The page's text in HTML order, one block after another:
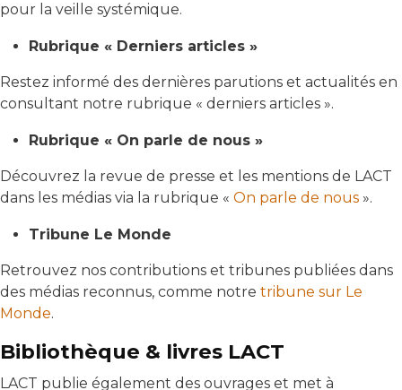
pour la veille systémique.
Rubrique « Derniers articles »
Restez informé des dernières parutions et actualités en
consultant notre rubrique « derniers articles ».
Rubrique « On parle de nous »
Découvrez la revue de presse et les mentions de LACT
dans les médias via la rubrique « On parle de nous ».
Tribune Le Monde
Retrouvez nos contributions et tribunes publiées dans
des médias reconnus, comme notre tribune sur Le
Monde.
Bibliothèque & livres LACT
LACT publie également des ouvrages et met à